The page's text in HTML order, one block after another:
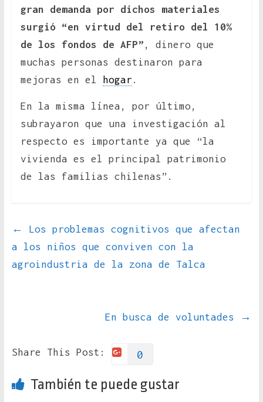
gran demanda por dichos materiales
surgió “en virtud del retiro del 10%
de los fondos de AFP” , dinero que
muchas personas destinaron para
mejoras en el
hogar .
En la misma línea, por último,
subrayaron que una investigación al
respecto es importante ya que “la
vivienda es el principal patrimonio
de las familias chilenas”.
←
Los problemas cognitivos que afectan
a los niños que conviven con la
agroindustria de la zona de Talca
En busca de voluntades →
Share This Post: 0
También te puede gustar